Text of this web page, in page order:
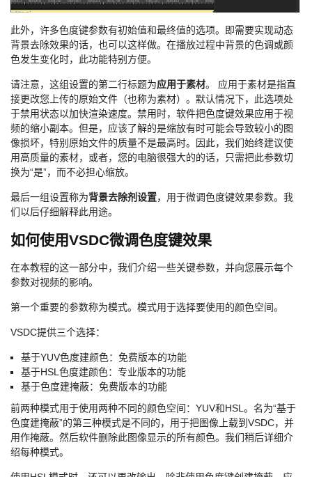
此外，许多色度键参数有初始值和最终值的选项。即需要实现动态
背景去除效果的话，也可以这样做。在播放过程中背景的色调或颜
色发生变化时，此功能特别方便。
请注意，这组设置的第二行标题为应用于素材。 应用于素材是指直
接更改您上传的原始文件（也称为素材）。默认情况下，此选项处
于禁用状态以加快渲染速度。禁用时，软件把色度键效果应用于视
频的缩小副本。但是，应该了解的是缩放有时可能会导致较小的图
像损坏，特别原始文件的质量不是最高时。因此，我们始终建议使
用高质量的素材，或者，您的电脑很强大的的话，只需把此参数切
换为“是”，而不必担心缩放。
最后一组设置称为背景去除剂设置，用于微调色度键效果参数。我
们以后仔细解释此用途。
如何使用VSDC微调色度键效果
在本教程的这一部分中，我们介绍一些关键参数，并向您展示每个
参数对视频的影响。
第一个重要的参数称为模式。模式用于选择要使用的颜色空间。
VSDC提供三个选择：
基于YUV色度建颜色：免费版本的功能
基于HSL色度建颜色：专业版本的功能
基于色度建掩蔽：免费版本的功能
前两种模式用于使用两种不同的颜色空间：YUV和HSL。名为“基于
色度建掩蔽”的第三种模式是不同的，用于把图像上载到VSDC，并
用作掩蔽。然后软件删除此图像显示的所有颜色。我们稍后详细介
绍每种模式。